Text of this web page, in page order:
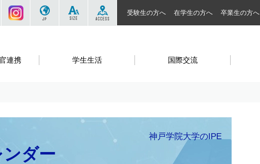
連携 学生生活 国際交流
サイト内を検索する
Instagram SIZE
受験生の方へ 在学生の方へ 卒業生の方へ
神戸学院大学のIPE
ンダー